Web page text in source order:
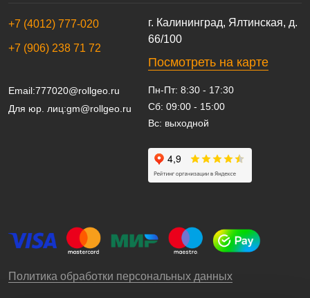
г. Калининград, Ялтинская, д.
66/100
Посмотреть на карте
+7 (4012) 777-020
+7 (906) 238 71 72
Email:777020@rollgeo.ru
Для юр. лиц:gm@rollgeo.ru
Пн-Пт: 8:30 - 17:30
Сб: 09:00 - 15:00
Вс: выходной
Политика обработки персональных данных